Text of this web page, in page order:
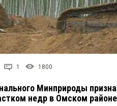
1 1800
Минприроды
недр в Омском